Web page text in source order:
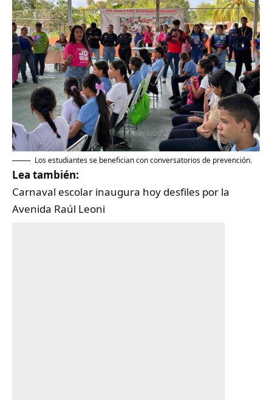
Los estudiantes se benefician con conversatorios de prevención.
Lea también:
Carnaval escolar inaugura hoy desfiles por la
Avenida Raúl Leoni